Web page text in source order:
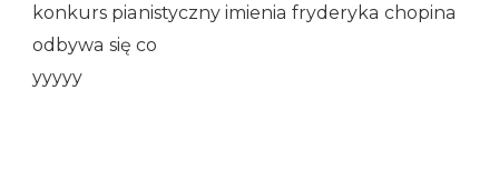
konkurs pianistyczny imienia fryderyka chopina
odbywa się co
yyyyy